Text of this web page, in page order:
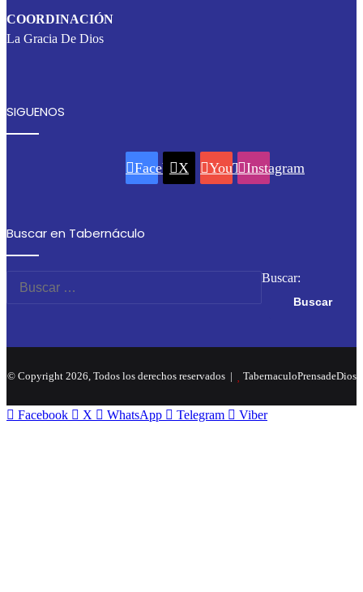
COORDINACIÓN
La Gracia De Dios
SIGUENOS
Facebook
X YouTubeInstagram
Buscar en Tabernáculo
Buscar:
© Copyright 2026, Todos los derechos reservados | TabernaculoPrensadeDios
Facebook X WhatsApp Telegram Viber